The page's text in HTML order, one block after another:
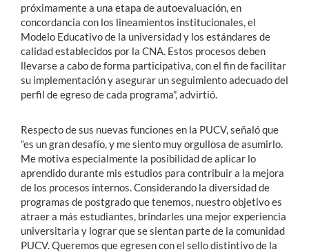
próximamente a una etapa de autoevaluación, en
concordancia con los lineamientos institucionales, el
Modelo Educativo de la universidad y los estándares de
calidad establecidos por la CNA. Estos procesos deben
llevarse a cabo de forma participativa, con el fin de facilitar
su implementación y asegurar un seguimiento adecuado del
perfil de egreso de cada programa”, advirtió.
Respecto de sus nuevas funciones en la PUCV, señaló que
“es un gran desafío, y me siento muy orgullosa de asumirlo.
Me motiva especialmente la posibilidad de aplicar lo
aprendido durante mis estudios para contribuir a la mejora
de los procesos internos. Considerando la diversidad de
programas de postgrado que tenemos, nuestro objetivo es
atraer a más estudiantes, brindarles una mejor experiencia
universitaria y lograr que se sientan parte de la comunidad
PUCV. Queremos que egresen con el sello distintivo de la